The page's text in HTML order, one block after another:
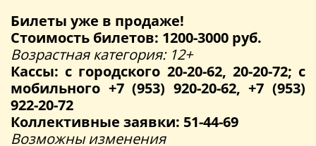
Билеты уже в продаже!
Стоимость билетов: 1200-3000 руб.
Возрастная категория: 12+
Кассы: с городского 20-20-62, 20-20-72; с
мобильного +7 (953) 920-20-62, +7 (953)
922-20-72
Коллективные заявки: 51-44-69
Возможны изменения